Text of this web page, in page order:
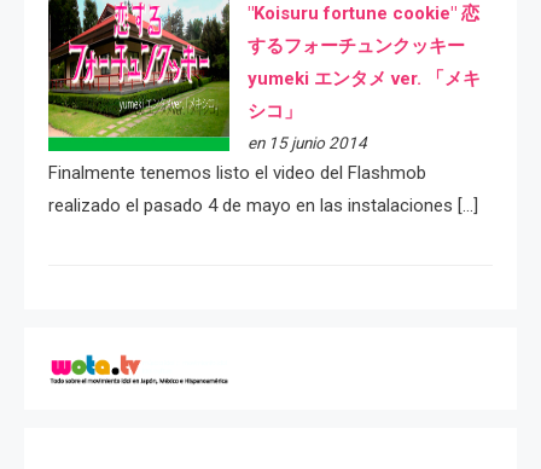
"Koisuru fortune cookie" 恋
するフォーチュンクッキー
yumeki エンタメ ver. 「メキ
シコ」
en 15 junio 2014
Finalmente tenemos listo el video del Flashmob
realizado el pasado 4 de mayo en las instalaciones […]